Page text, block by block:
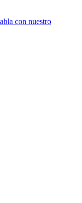
con nuestro